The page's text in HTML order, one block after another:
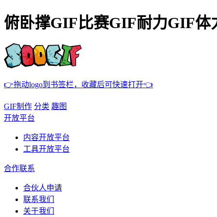
俯卧撑GIF比赛GIF耐力GIF体
👉拖动logo到书签栏，收藏后可快速打开👈
GIF制作 分类 趣图
开放平台
内容开放平台
工具开放平台
合作联系
合伙人申请
联系我们
关于我们